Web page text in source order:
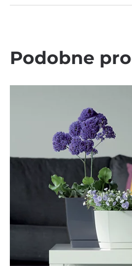
Podobne